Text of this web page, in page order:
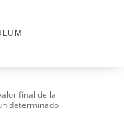
final de la
determinado